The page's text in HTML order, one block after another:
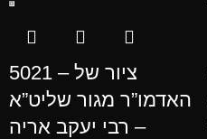
5021 – ציור של
האדמו”ר מגור שליט”א
– רבי יעקב אריה